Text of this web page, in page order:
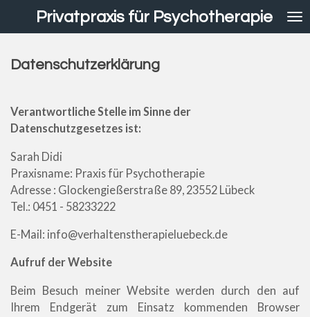
Hauptinhalt
Privatpraxis für Psychotherapie
Datenschutzerklärung
Verantwortliche Stelle im Sinne der
Datenschutzgesetzes ist:
Sarah Didi
Praxisname: Praxis für Psychotherapie
Adresse : Glockengießerstraße 89, 23552 Lübeck
Tel.: 0451 - 58233222
E-Mail: info@verhaltenstherapieluebeck.de
Aufruf der Website
Beim Besuch meiner Website werden durch den auf
Ihrem Endgerät zum Einsatz kommenden Browser